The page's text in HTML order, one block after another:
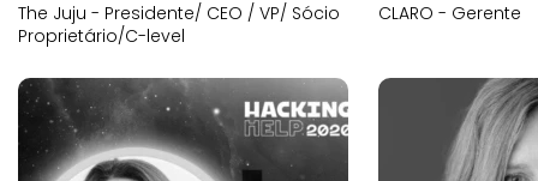
The Juju - Presidente/ CEO / VP/ Sócio
Proprietário/C-level
CLARO - Gerente